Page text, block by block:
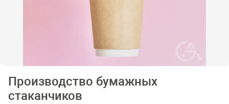
Производство бумажных
стаканчиков